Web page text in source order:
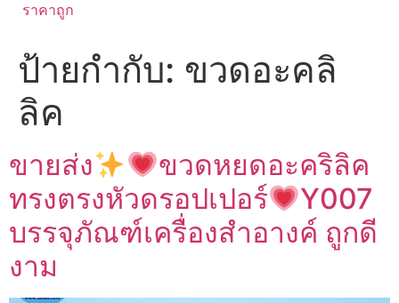
ราคาถูก
ป้ายกำกับ: ขวดอะคลิ
ลิค
ขายส่ง
ขวดหยดอะคริลิค
ทรงตรงหัวดรอปเปอร์
Y007
บรรจุภัณฑ์เครื่องสำอางค์ ถูกดี
งาม